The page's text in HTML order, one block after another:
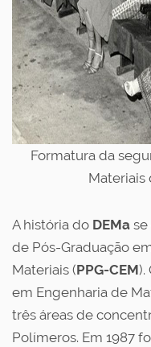
Formatura da
Materiais
A história do DEMa
de Pós-Graduação
Materiais (PPG-CEM).
em Engenharia de
três áreas de
Polímeros. Em 1987